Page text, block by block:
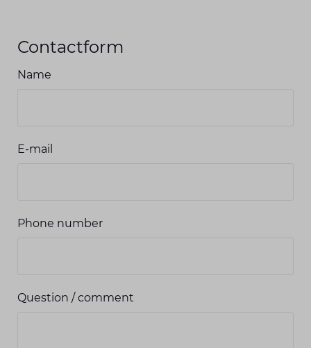
Contactform
Name
E-mail
Phone number
Question / comment